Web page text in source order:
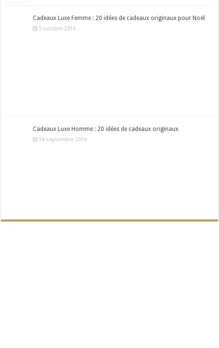
Cadeaux Luxe Femme : 20 idées de cadeaux originaux pour Noël
5 octobre 2016
Cadeaux Luxe Homme : 20 idées de cadeaux originaux
14 septembre 2016